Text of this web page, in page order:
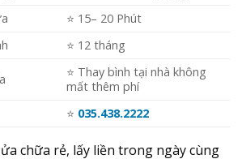
⭐️ 15– 20 Phút
⭐️ 12 tháng
⭐️ Thay bình tại nhà không
mất thêm phí
⭐️ 035.438.2222
chữa rẻ, lấy liền trong ngày cùng